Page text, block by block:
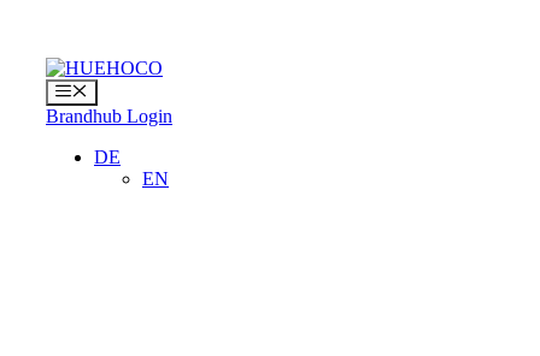
springen
Menü
Brandhub Login
DE
EN